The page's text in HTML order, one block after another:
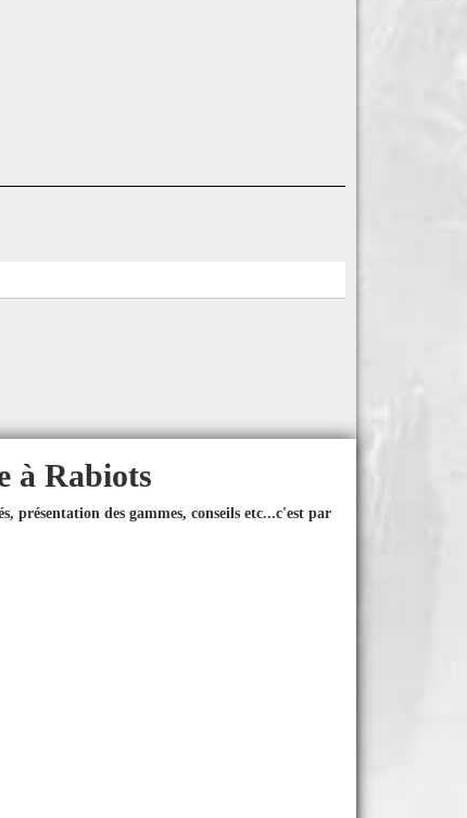
à Rabiots
présentation des gammes, conseils etc...c'est par